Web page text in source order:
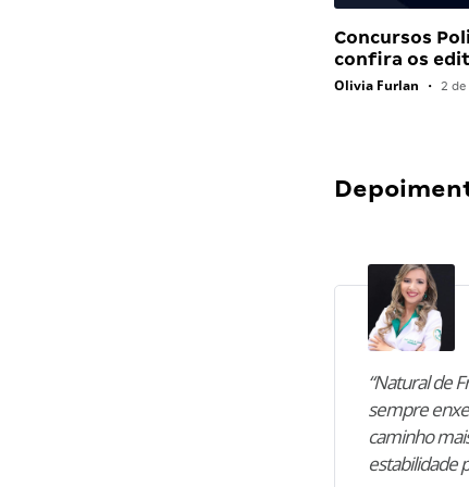
Concursos
confira os
Olivia Furlan • 2
“Natural de
sempre
caminho
estabilidade